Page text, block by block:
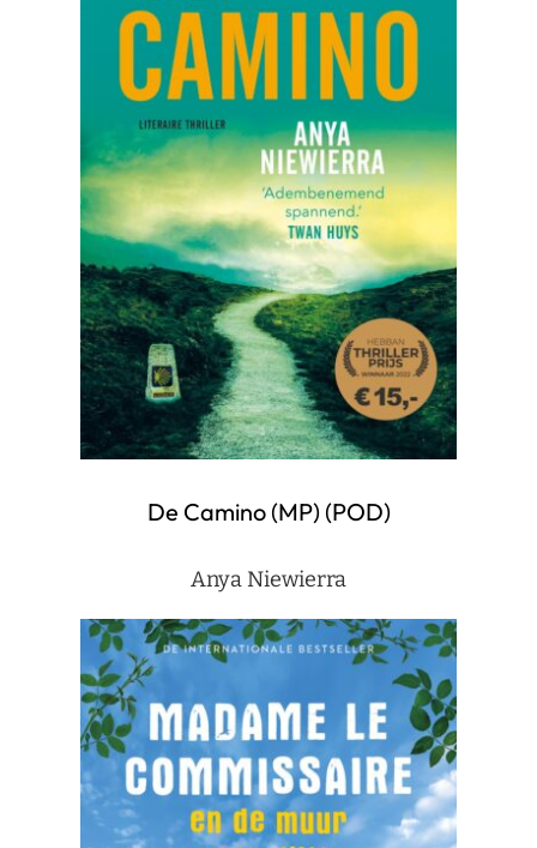
De Camino (MP) (POD)
Anya Niewierra